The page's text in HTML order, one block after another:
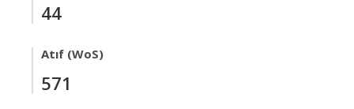
44
Atıf (WoS)
571